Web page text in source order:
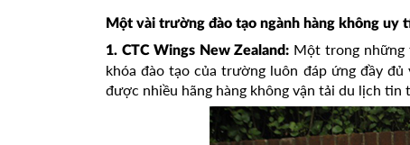
Một vài trường đào tạo ngành hàng không uy
1. CTC Wings New Zealand: Một trong những
khóa đào tạo của trường luôn đáp ứng đầy
được nhiều hãng hàng không vận tải du lịch tin